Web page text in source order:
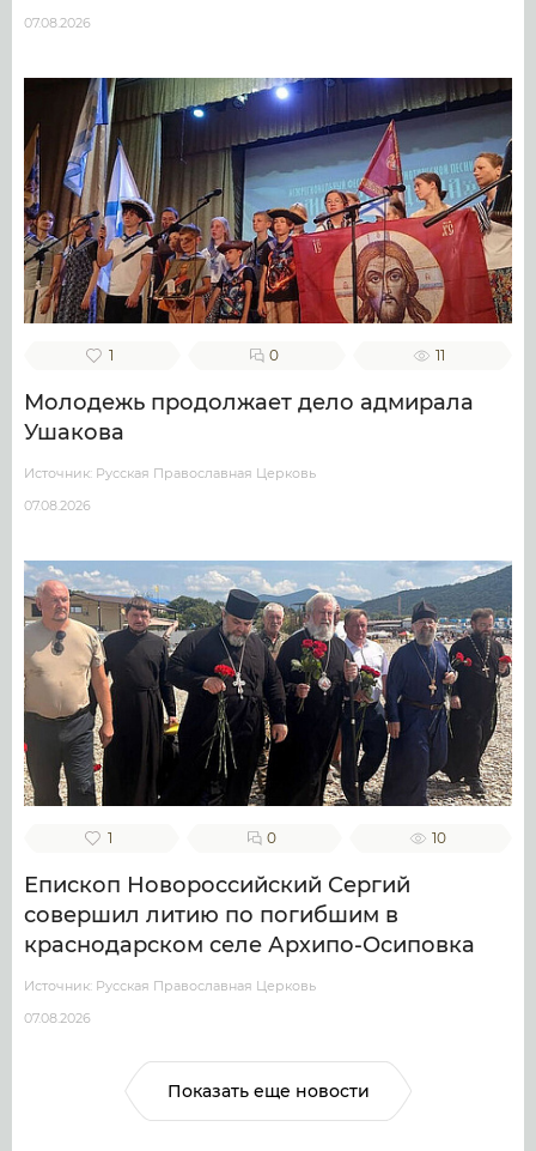
07.08.2026
1 0 11
Молодежь продолжает дело адмирала
Ушакова
Источник: Русская Православная Церковь
07.08.2026
1 0 10
Епископ Новороссийский Сергий
совершил литию по погибшим в
краснодарском селе Архипо-Осиповка
Источник: Русская Православная Церковь
07.08.2026
Показать еще новости